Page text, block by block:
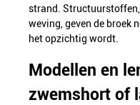
strand.
weving, geven de broek
het opzichtig wordt.
Modellen en
zwemshort of